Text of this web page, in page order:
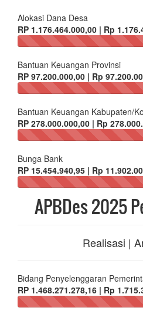
Alokasi Dana Desa
RP 1.176.464.000,00 | Rp
Bantuan Keuangan Provinsi
RP 97.200.000,00 | Rp
Bantuan Keuangan Kabupaten/
RP 278.000.000,00 | Rp
Bunga Bank
RP 15.454.940,95 | Rp
APBDes 2025
Realisasi |
Bidang Penyelenggaran
RP 1.468.271.278,16 | Rp